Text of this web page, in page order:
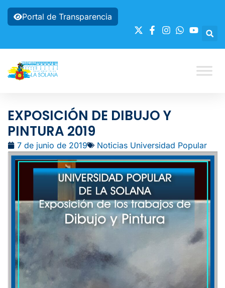
Portal de Transparencia
EXPOSICIÓN DE DIBUJO Y
PINTURA 2019
7 de junio de 2019 Noticias Universidad Popular